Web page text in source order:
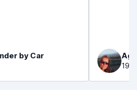
by Car
19